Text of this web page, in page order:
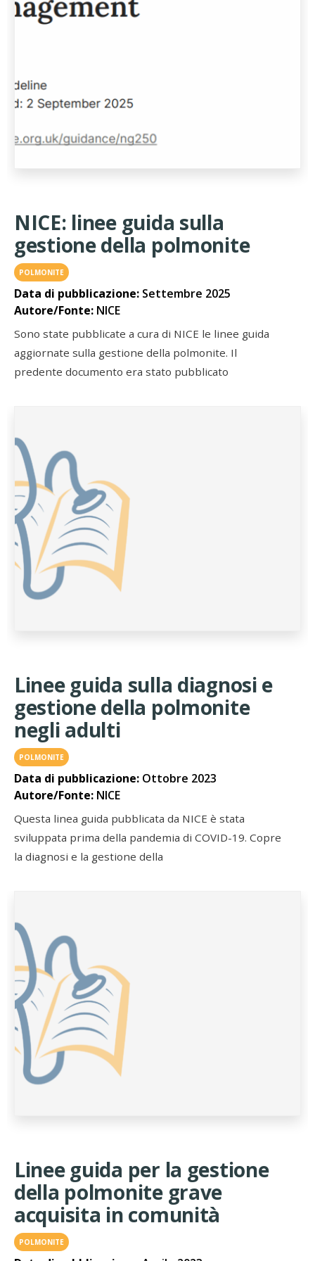
NICE: linee guida sulla
gestione della polmonite
POLMONITE
Data di pubblicazione: Settembre 2025
Autore/Fonte: NICE
Sono state pubblicate a cura di NICE le linee guida
aggiornate sulla gestione della polmonite. Il
predente documento era stato pubblicato
Linee guida sulla diagnosi e
gestione della polmonite
negli adulti
POLMONITE
Data di pubblicazione: Ottobre 2023
Autore/Fonte: NICE
Questa linea guida pubblicata da NICE è stata
sviluppata prima della pandemia di COVID-19. Copre
la diagnosi e la gestione della
Linee guida per la gestione
della polmonite grave
acquisita in comunità
POLMONITE